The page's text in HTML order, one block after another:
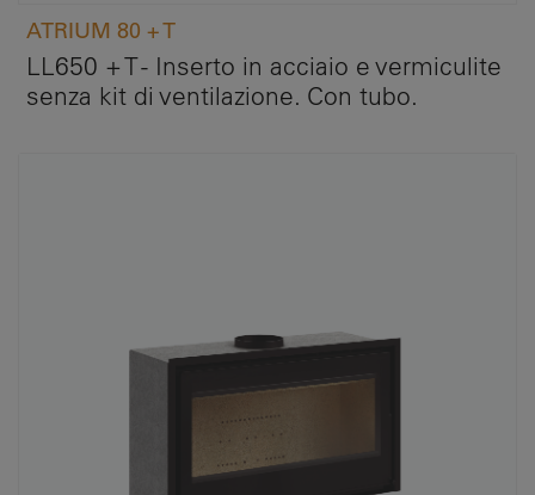
ATRIUM 80 + T
LL650 + T - Inserto in acciaio e vermiculite
senza kit di ventilazione. Con tubo.